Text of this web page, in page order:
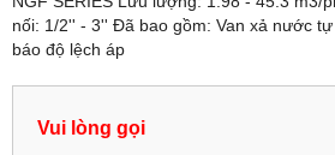
nối: 1/2'' - 3'' Đã bao gồm: Van xả nước
báo độ lệch áp
Vui lòng gọi